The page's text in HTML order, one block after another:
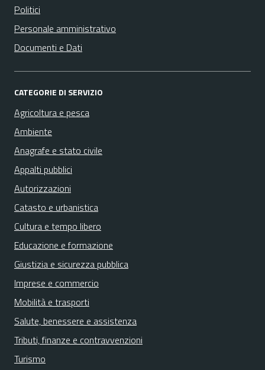
Politici
Personale amministrativo
Documenti e Dati
CATEGORIE DI SERVIZIO
Agricoltura e pesca
Ambiente
Anagrafe e stato civile
Appalti pubblici
Autorizzazioni
Catasto e urbanistica
Cultura e tempo libero
Educazione e formazione
Giustizia e sicurezza pubblica
Imprese e commercio
Mobilità e trasporti
Salute, benessere e assistenza
Tributi, finanze e contravvenzioni
Turismo